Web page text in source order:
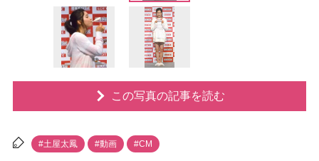
この写真の記事を読む
#土屋太鳳 #動画 #CM